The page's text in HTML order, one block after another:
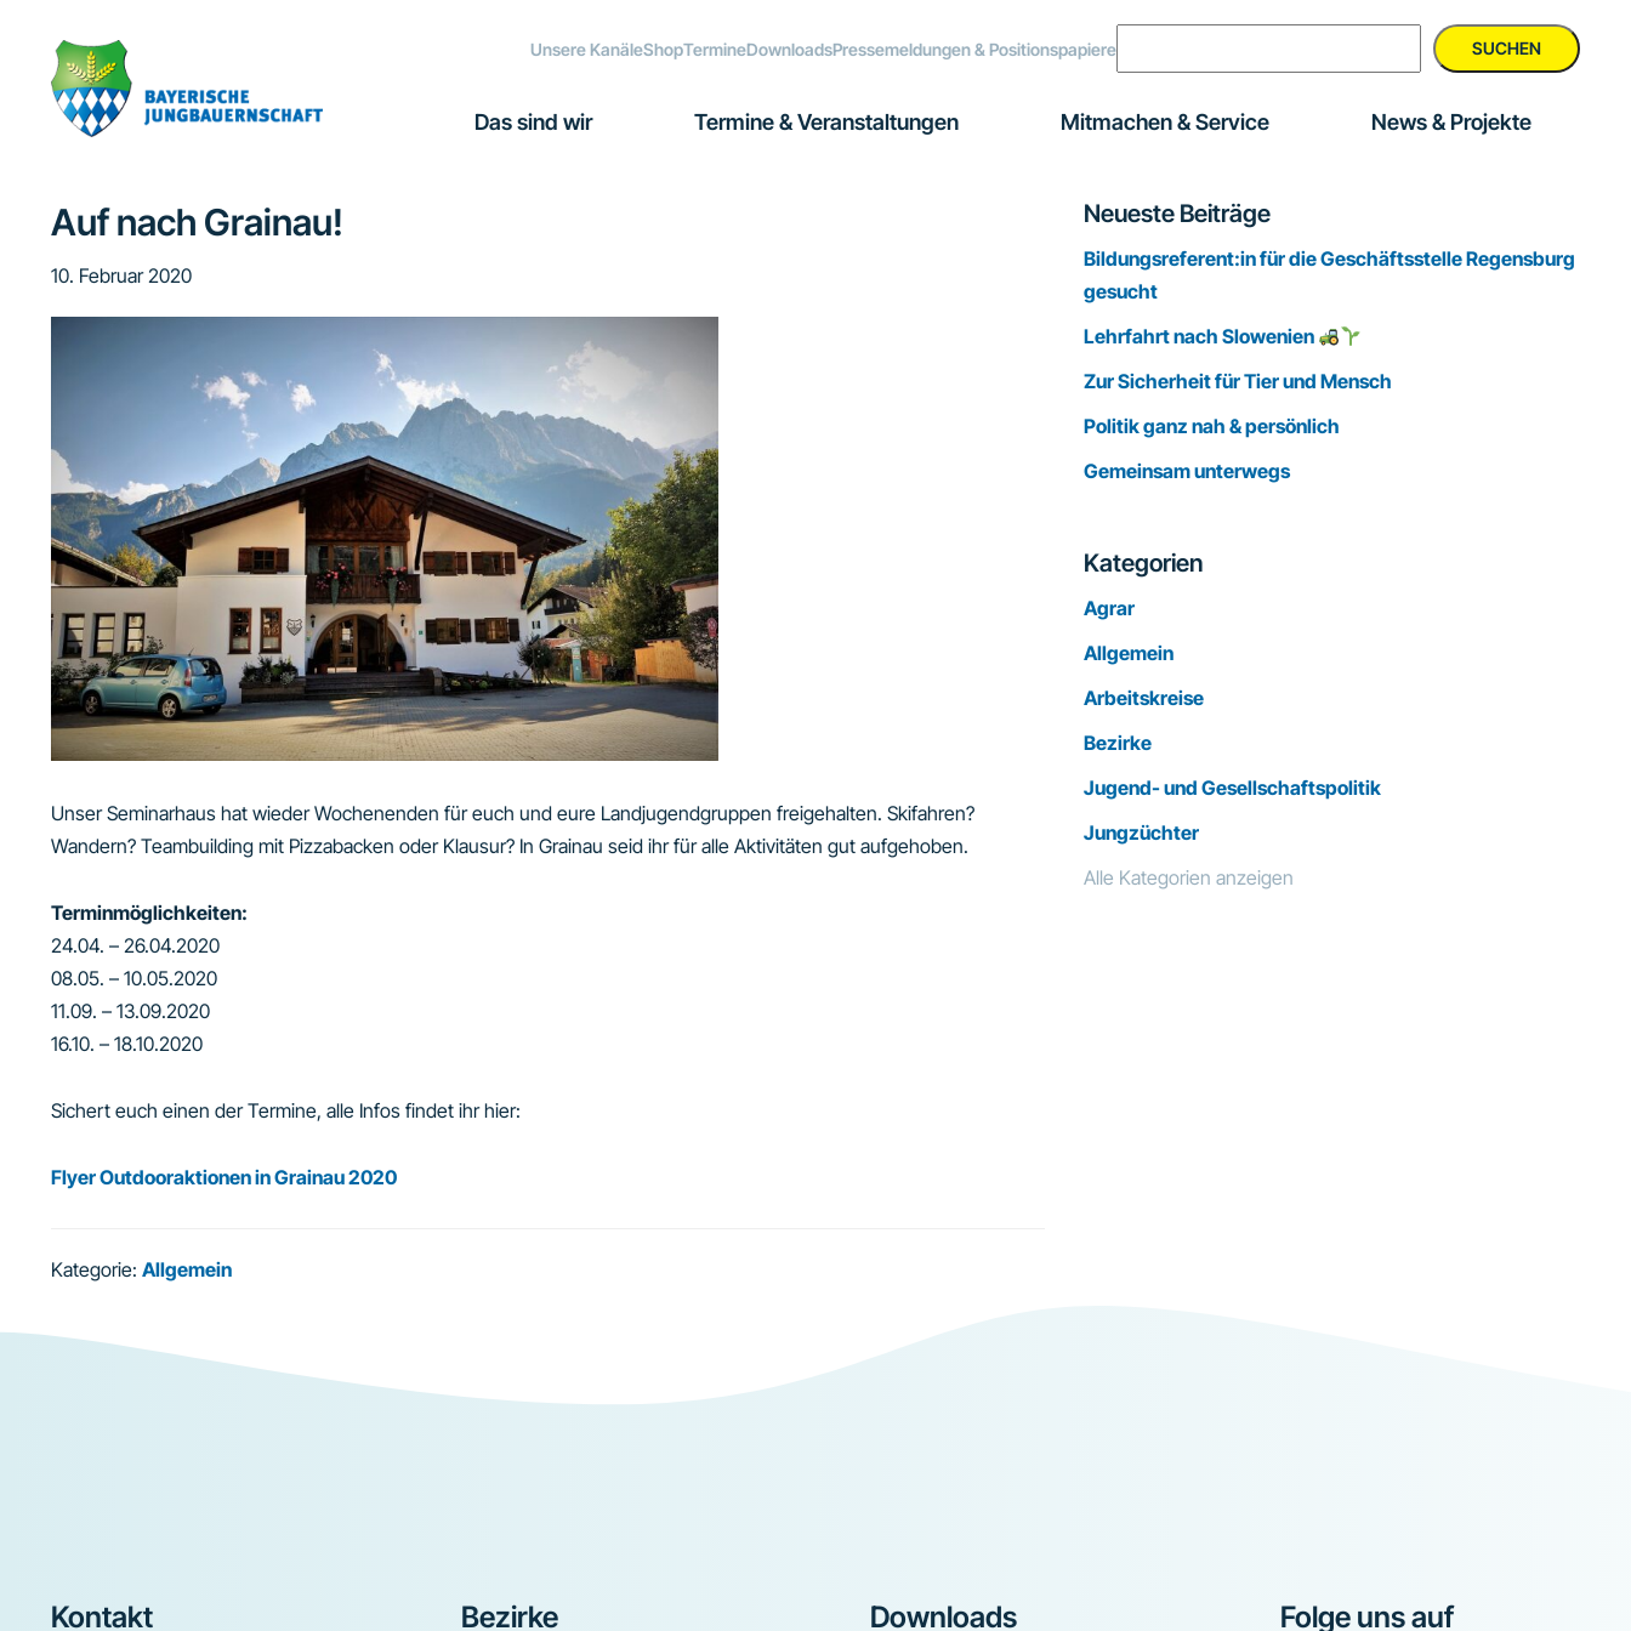
Hauptnavigation
springen
springen
Seitenspalte
springen
Fußzeile
springen
Unsere KanäleShopTermineDownloadsPressemeldungen & Positionspapiere SUCHEN
Das sind wir Termine & Veranstaltungen Mitmachen & Service News & Projekte
Auf nach Grainau!
10. Februar 2020
Unser Seminarhaus hat wieder Wochenenden für euch und eure Landjugendgruppen freigehalten. Skifahren?
Wandern? Teambuilding mit Pizzabacken oder Klausur? In Grainau seid ihr für alle Aktivitäten gut aufgehoben.
Terminmöglichkeiten:
24.04. – 26.04.2020
08.05. – 10.05.2020
11.09. – 13.09.2020
16.10. – 18.10.2020
Sichert euch einen der Termine, alle Infos findet ihr hier:
Flyer Outdooraktionen in Grainau 2020
Kategorie: Allgemein
Seitenspalte
Neueste Beiträge
Bildungsreferent:in für die Geschäftsstelle Regensburg
gesucht
Lehrfahrt nach Slowenien
Zur Sicherheit für Tier und Mensch
Politik ganz nah & persönlich
Gemeinsam unterwegs
Kategorien
Agrar
Allgemein
Arbeitskreise
Bezirke
Jugend- und Gesellschaftspolitik
Jungzüchter
Alle Kategorien anzeigen
Footer
Kontakt Bezirke Downloads Folge uns auf